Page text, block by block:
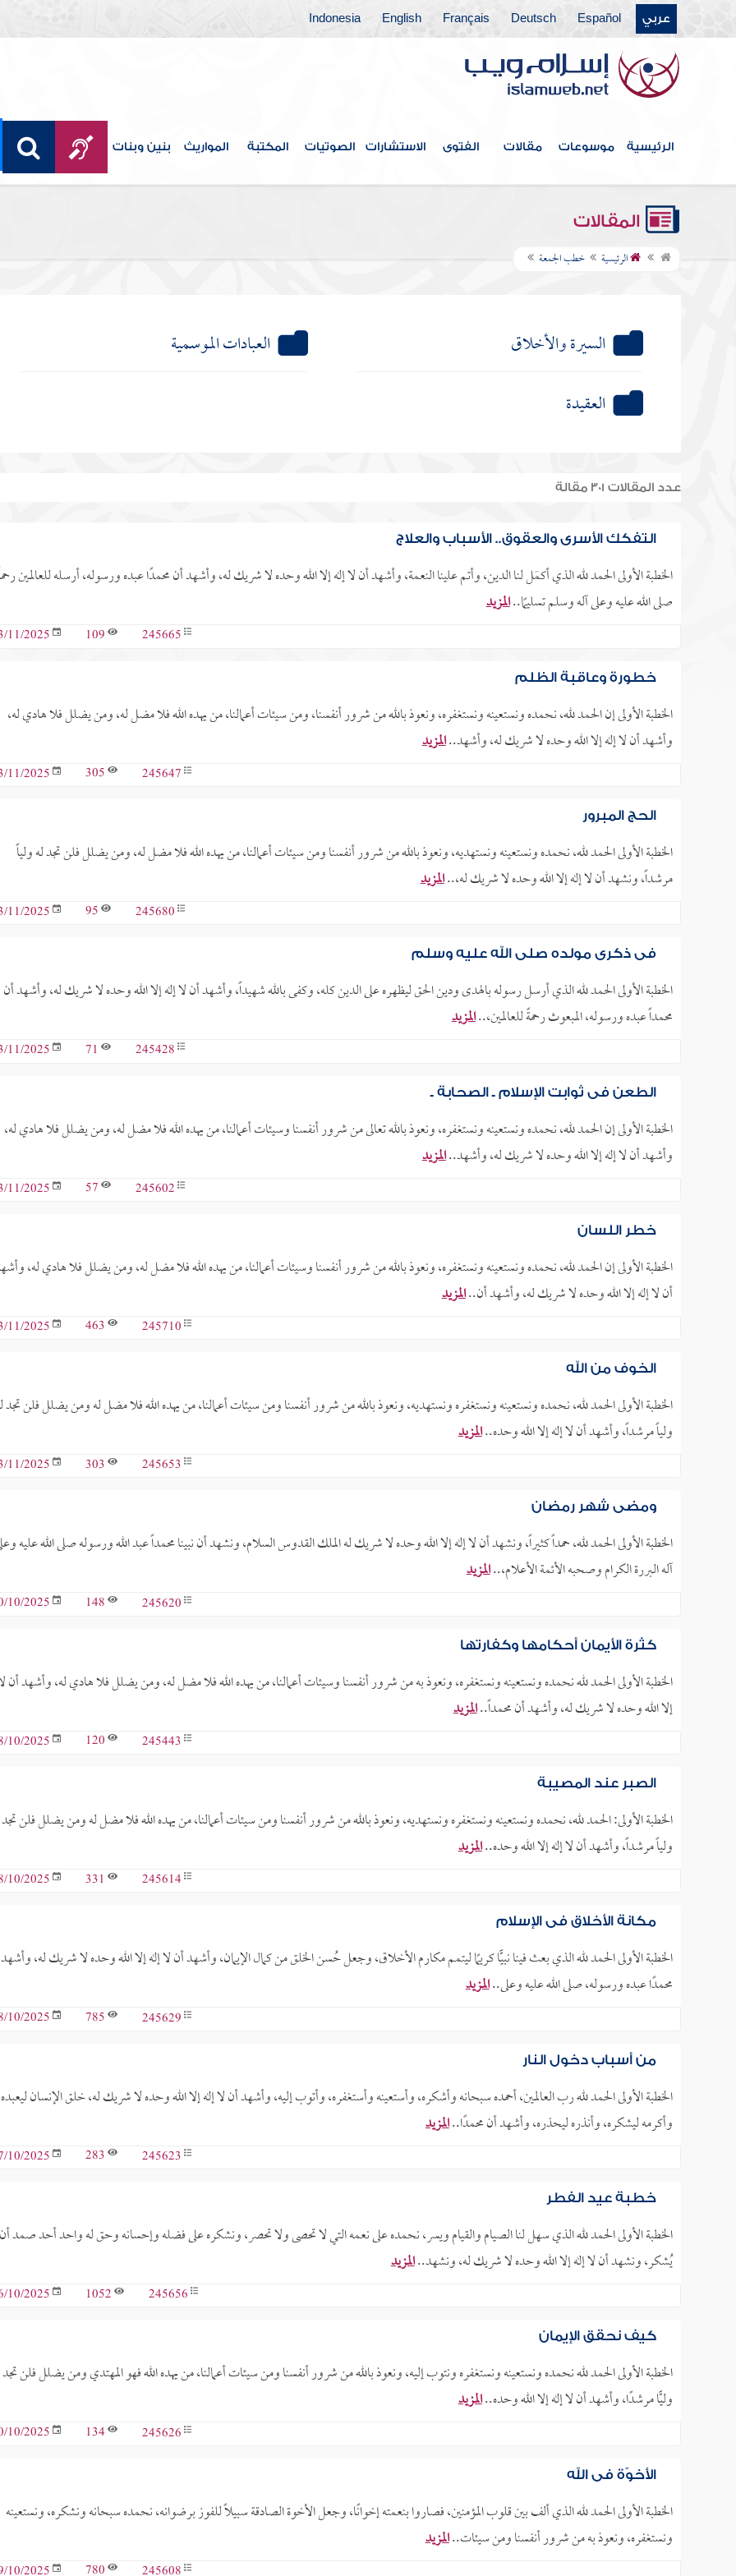
عربي Español
Deutsch
Français
English
Indonesia
الرئيسية موسوعات مقالات الفتوى الاستشارات الصوتيات المكتبة المواريث بنين وبنات
المقالات
الرئيسية خطب الجمعة
السيرة والأخلاق
العبادات الموسمية
العقيدة
عدد المقالات 301 مقالة
التفكك الأسري والعقوق.. الأسباب والعلاج
الخطبة الأولى الحمد لله الذي أكمَل لنا الدين، وأتم علينا النعمة، وأشهد أن لا إله إلا الله وحده لا شريك له، وأشهد أن محمدًا عبده ورسوله، أرسله للعالمين
صلى الله عليه وعلى آله وسلم تسليمًا..المزيد
245665
109
11/2025
خطورة وعاقبة الظلم
الخطبة الأولى إن الحمد لله، نحمده ونستعينه ونستغفره، ونعوذ بالله من شرور أنفسنا، ومن سيئات أعمالنا، من يهده الله فلا مضل له، ومن يضلل فلا هادي له،
وأشهد أن لا إله إلا الله وحده لا شريك له، وأشهد..المزيد
245647
305
11/2025
الحج المبرور
الخطبة الأولى الحمد لله، نحمده ونستعينه ونستهديه، ونعوذ بالله من شرور أنفسنا ومن سيئات أعمالنا، من يهده الله فلا مضل له، ومن يضلل فلن تجد له ولياً
مرشداً، ونشهد أن لا إله إلا الله وحده لا شريك له،..المزيد
245680
95
11/2025
في ذكرى مولده صلى الله عليه وسلم
الخطبة الأولى الحمد لله الذي أرسل رسوله بالهدى ودين الحق ليظهره على الدين كله، وكفى بالله شهيداً، وأشهد أن لا إله إلا الله وحده لا شريك له، وأشهد أن
محمداً عبده ورسوله، المبعوث رحمةً للعالمين،..المزيد
245428
71
11/2025
الطعن في ثوابت الإسلام ـ الصحابة ـ
الخطبة الأولى إن الحمد لله، نحمده ونستعينه ونستغفره، ونعوذ بالله تعالى من شرور أنفسنا وسيئات أعمالنا، من يهده الله فلا مضل له، ومن يضلل فلا هادي له،
وأشهد أن لا إله إلا الله وحده لا شريك له، وأشهد..المزيد
245602
57
11/2025
خطر اللسان
الخطبة الأولى إن الحمد لله، نحمده ونستعينه ونستغفره، ونعوذ بالله من شرور أنفسنا وسيئات أعمالنا، من يهده الله فلا مضل له، ومن يضلل فلا هادي له،
أن لا إله إلا الله وحده لا شريك له، وأشهد أن..المزيد
245710
463
11/2025
الخوف من الله
الخطبة الأولى الحمد لله، نحمده ونستعينه ونستغفره ونستهديه، ونعوذ بالله من شرور أنفسنا ومن سيئات أعمالنا، من يهده الله فلا مضل له ومن يضلل فلن تجد
ولياً مرشداً، وأشهد أن لا إله إلا الله وحده..المزيد
245653
303
11/2025
ومضى شهر رمضان
الخطبة الأولى الحمد لله، حمداً كثيراً، ونشهد أن لا إله إلا الله وحده لا شريك له الملك القدوس السلام، ونشهد أن نبينا محمداً عبد الله ورسوله صلى الله عليه
آله البررة الكرام وصحبه الأئمة الأعلام،..المزيد
245620
148
10/2025
كثرة الأيمان أحكامها وكفارتها
الخطبة الأولى الحمد لله نحمده ونستعينه ونستغفره، ونعوذ به من شرور أنفسنا وسيئات أعمالنا، من يهده الله فلا مضل له، ومن يضلل فلا هادي له، وأشهد أن
إلا الله وحده لا شريك له، وأشهد أن محمداً..المزيد
245443
120
10/2025
الصبر عند المصيبة
الخطبة الأولى: الحمد لله، نحمده ونستعينه ونستغفره ونستهديه، ونعوذ بالله من شرور أنفسنا ومن سيئات أعمالنا، من يهده الله فلا مضل له ومن يضلل فلن
ولياً مرشداً، وأشهد أن لا إله إلا الله وحده..المزيد
245614
331
10/2025
مكانة الأخلاق في الإسلام
الخطبة الأولى الحمد لله الذي بعث فينا نبيًّا كريمًا ليتمم مكارم الأخلاق، وجعل حُسن الخلق من كمال الإيمان، وأشهد أن لا إله إلا الله وحده لا شريك له،
محمدًا عبده ورسوله، صلى الله عليه وعلى..المزيد
245629
785
10/2025
من أسباب دخول النار
الخطبة الأولى الحمد لله رب العالمين، أحمده سبحانه وأشكره، وأستعينه وأستغفره، وأتوب إليه، وأشهد أن لا إله إلا الله وحده لا شريك له، خلق الإنسان
وأكرمه ليشكره، وأنذره ليحذره، وأشهد أن محمدًا..المزيد
245623
283
10/2025
خطبة عيد الفطر
الخطبة الأولى الحمد لله الذي سهل لنا الصيام والقيام ويسر، نحمده على نعمه التي لا تحصى ولا تحصر، ونشكره على فضله وإحسانه وحق له واحد أحد صمد أن
يُشكر، ونشهد أن لا إله إلا الله وحده لا شريك له، ونشهد..المزيد
245656
1052
10/2025
كيف نحقق الإيمان
الخطبة الأولى الحمد لله نحمده ونستعينه ونستغفره ونتوب إليه، ونعوذ بالله من شرور أنفسنا ومن سيئات أعمالنا، من يهده الله فهو المهتدي ومن يضلل فلن
وليًّا مرشدًا، وأشهد أن لا إله إلا الله وحده..المزيد
245626
134
10/2025
الأخوّة في الله
الخطبة الأولى الحمد لله الذي ألف بين قلوب المؤمنين، فصاروا بنعمته إخوانًا، وجعل الأخوة الصادقة سبيلاً للفوز برضوانه، نحمده سبحانه ونشكره، ونستعينه
ونستغفره، ونعوذ به من شرور أنفسنا ومن سيئات..المزيد